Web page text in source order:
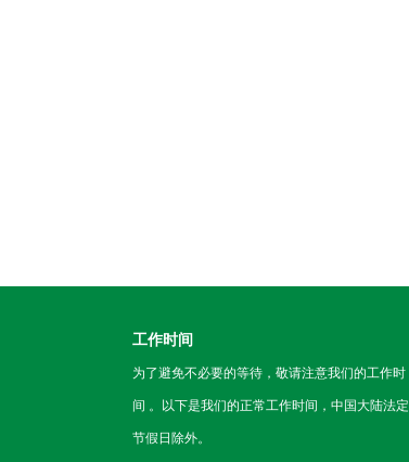
工作时间
为了避免不必要的等待，敬请注意我们的工作时
间 。以下是我们的正常工作时间，中国大陆法定
节假日除外。